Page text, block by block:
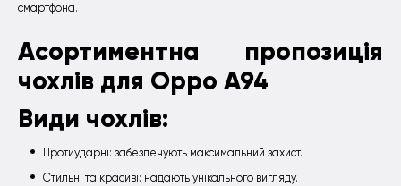
смартфона.
Асортиментна пропозиція
чохлів для Oppo A94
Види чохлів:
Протиударні: забезпечують максимальний захист.
Стильні та красиві: надають унікального вигляду.